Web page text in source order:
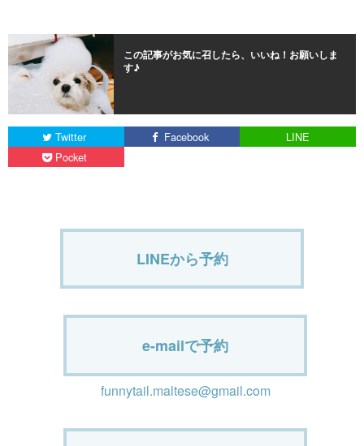
この記事がお気に召したら、いいね！お願いしま
す♪
Twitter Facebook
LINE
Pocket
LINEから予約
e-mailで予約
funnytail.maltese@gmail.com